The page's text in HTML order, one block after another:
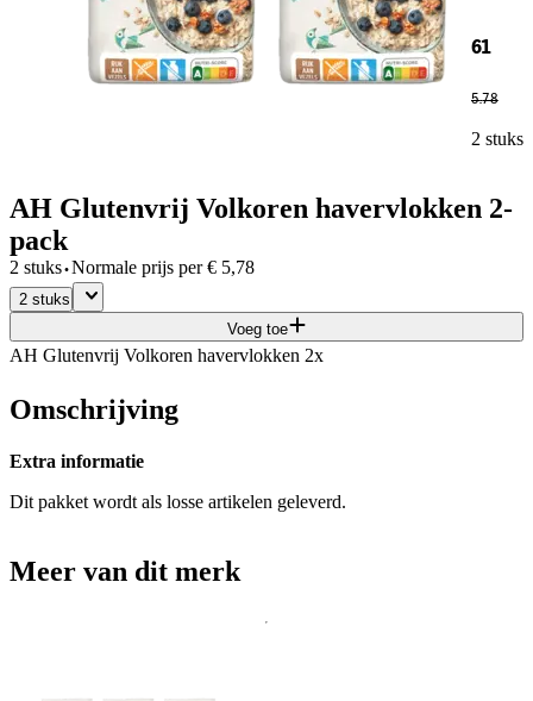
61
5.78
2 stuks
AH Glutenvrij Volkoren havervlokken 2-
pack
2 stuks·Normale prijs per € 5,78
2 stuks
Voeg toe
AH Glutenvrij Volkoren havervlokken 2x
Omschrijving
Extra informatie
Dit pakket wordt als losse artikelen geleverd.
Meer van dit merk